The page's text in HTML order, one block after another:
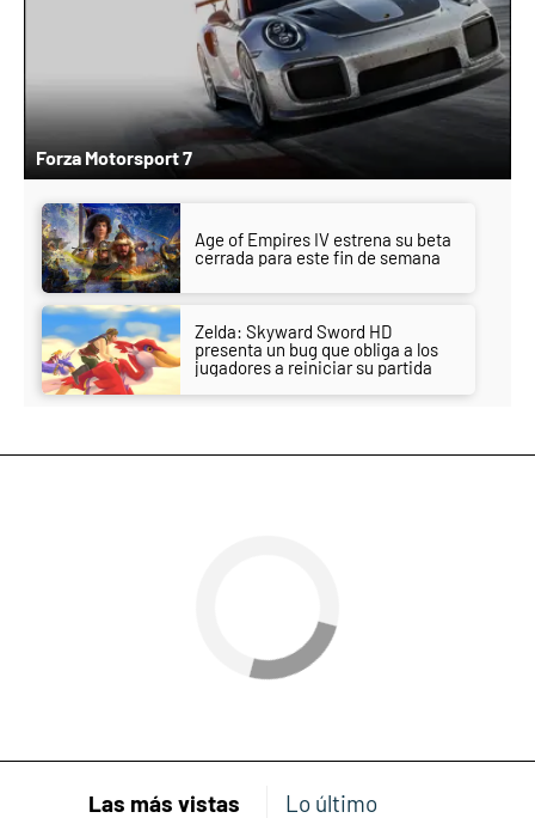
Forza Motorsport 7
Age of Empires IV estrena su beta
cerrada para este fin de semana
Zelda: Skyward Sword HD
presenta un bug que obliga a los
jugadores a reiniciar su partida
Las más vistas Lo último